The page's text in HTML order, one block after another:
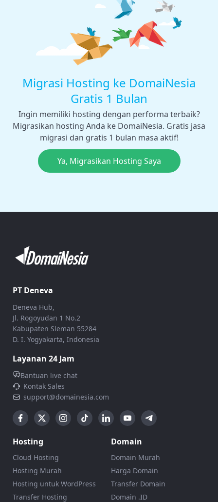
Migrasi Hosting ke DomaiNesia
Gratis 1 Bulan
Ingin memiliki hosting dengan performa terbaik?
Migrasikan hosting Anda ke DomaiNesia. Gratis jasa
migrasi dan gratis 1 bulan masa aktif!
Ya, Migrasikan Hosting Saya
PT Deneva
Deneva Hub,
Jl. Rogoyudan 1 No.2
Kabupaten Sleman 55284
D. I. Yogyakarta, Indonesia
Layanan 24 Jam
Bantuan live chat
Kontak Sales
support@domainesia.com
Hosting
Cloud Hosting
Hosting Murah
Hosting untuk WordPress
Transfer Hosting
Domain
Domain Murah
Harga Domain
Transfer Domain
Domain .ID